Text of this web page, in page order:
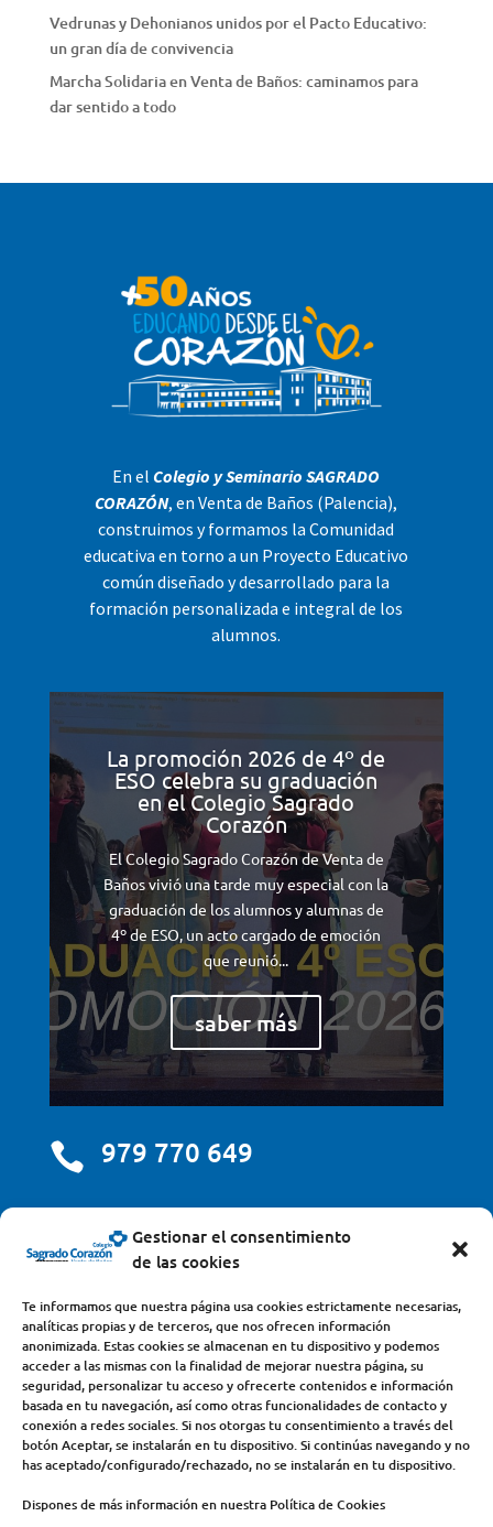
Gestionar el consentimiento
de las cookies
Te informamos que nuestra página usa cookies estrictamente necesarias,
analíticas propias y de terceros, que nos ofrecen información
anonimizada. Estas cookies se almacenan en tu dispositivo y podemos
acceder a las mismas con la finalidad de mejorar nuestra página, su
seguridad, personalizar tu acceso y ofrecerte contenidos e información
basada en tu navegación, así como otras funcionalidades de contacto y
conexión a redes sociales. Si nos otorgas tu consentimiento a través del
botón Aceptar, se instalarán en tu dispositivo. Si continúas navegando y no
has aceptado/configurado/rechazado, no se instalarán en tu dispositivo.
Dispones de más información en nuestra Política de Cookies
Vedrunas y Dehonianos unidos por el Pacto Educativo:
un gran día de convivencia
Marcha Solidaria en Venta de Baños: caminamos para
dar sentido a todo
En el Colegio y Seminario SAGRADO
CORAZÓN, en Venta de Baños (Palencia),
construimos y formamos la Comunidad
educativa en torno a un Proyecto Educativo
común diseñado y desarrollado para la
formación personalizada e integral de los
alumnos.
La promoción 2026 de 4º de
ESO celebra su graduación
en el Colegio Sagrado
Corazón
El Colegio Sagrado Corazón de Venta de
Baños vivió una tarde muy especial con la
graduación de los alumnos y alumnas de
4º de ESO, un acto cargado de emoción
que reunió...
saber más
 979 770 649
centro@scjdehon.com
Colegio y Seminario Sagrado Corazón
Avda. Castilla y León, s/n – 34200 – Venta de Baños
(Palencia) – Teléfono 979770649